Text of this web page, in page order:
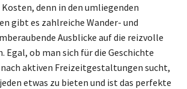
denn in den umliegenden
gibt es zahlreiche Wander- und
Ausblicke auf die reizvolle
Egal, ob man sich für die Geschichte
aktiven Freizeitgestaltungen sucht,
etwas zu bieten und ist das perfekte